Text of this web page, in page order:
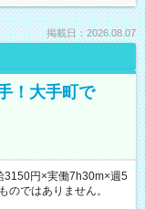
掲載日：2026.08.07
！大手町で
円×実働7h30m×週5
ではありません。